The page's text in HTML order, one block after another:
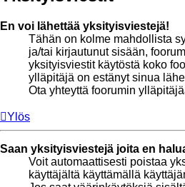
En voi lähettää yksityisviestejä!
Tähän on kolme mahdollista
ja/tai kirjautunut sisään,
yksityisviestit käytöstä koko
ylläpitäjä on estänyt sinua
Ota yhteyttä foorumin
Ylös
Saan yksityisviestejä joita en
Voit automaattisesti poistaa
käyttäjältä käyttämällä